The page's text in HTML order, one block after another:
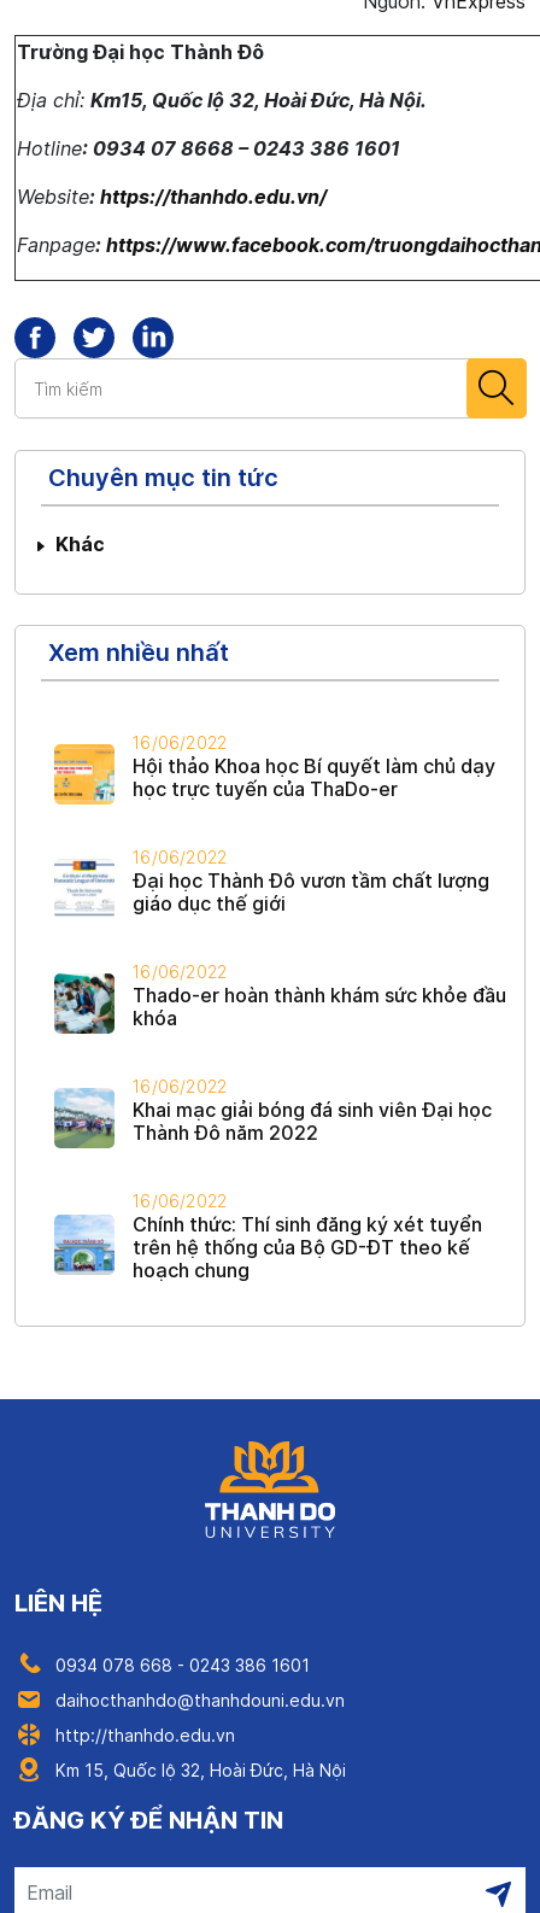
Trường Đại học Thành Đô
Địa chỉ: Km15, Quốc lộ 32, Hoài Đức, Hà Nội.
Hotline: 0934 07 8668 – 0243 386 1601
Website: https://thanhdo.edu.vn/
Fanpage: https://www.facebook.com/
Chuyên mục tin tức
Khác
Xem nhiều nhất
16/06/2022
Hội thảo Khoa học Bí quyết làm chủ dạy
học trực tuyến của ThaDo-er
16/06/2022
Đại học Thành Đô vươn tầm chất lượng
giáo dục thế giới
16/06/2022
Thado-er hoàn thành khám sức khỏe đầu
khóa
16/06/2022
Khai mạc giải bóng đá sinh viên Đại học
Thành Đô năm 2022
16/06/2022
Chính thức: Thí sinh đăng ký xét tuyển
trên hệ thống của Bộ GD-ĐT theo kế
hoạch chung
LIÊN HỆ
0934 078 668 - 0243 386 1601
daihocthanhdo@thanhdouni.edu.vn
http://thanhdo.edu.vn
Km 15, Quốc lộ 32, Hoài Đức, Hà Nội
ĐĂNG KÝ ĐỂ NHẬN TIN